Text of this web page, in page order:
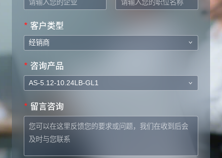
* 客户类型
* 咨询产品
* 留言咨询